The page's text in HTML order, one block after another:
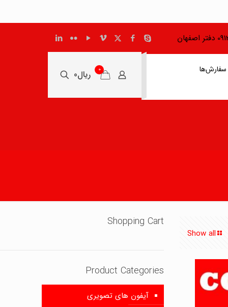
سفارش‌ها 0 ریال0
Show all
Shopping Cart
Product Categories
آیفون های تصویری